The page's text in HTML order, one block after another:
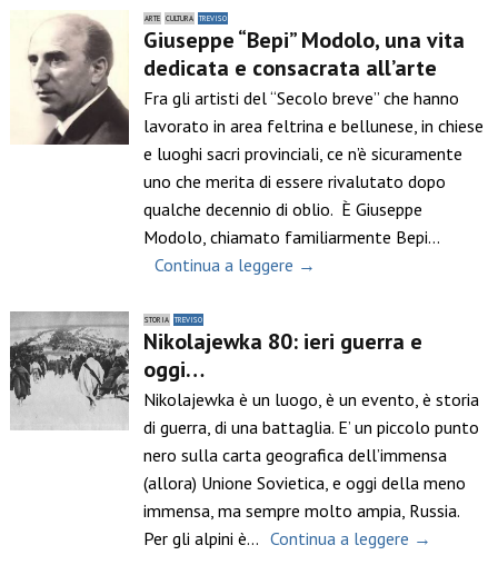
ARTE CULTURA TREVISO
Giuseppe “Bepi” Modolo, una vita
dedicata e consacrata all’arte
Fra gli artisti del “Secolo breve” che hanno
lavorato in area feltrina e bellunese, in chiese
e luoghi sacri provinciali, ce n’è sicuramente
uno che merita di essere rivalutato dopo
qualche decennio di oblio. È Giuseppe
Modolo, chiamato familiarmente Bepi…
Continua a leggere →
STORIA TREVISO
Nikolajewka 80: ieri guerra e
oggi…
Nikolajewka è un luogo, è un evento, è storia
di guerra, di una battaglia. E’ un piccolo punto
nero sulla carta geografica dell’immensa
(allora) Unione Sovietica, e oggi della meno
immensa, ma sempre molto ampia, Russia.
Per gli alpini è… Continua a leggere →